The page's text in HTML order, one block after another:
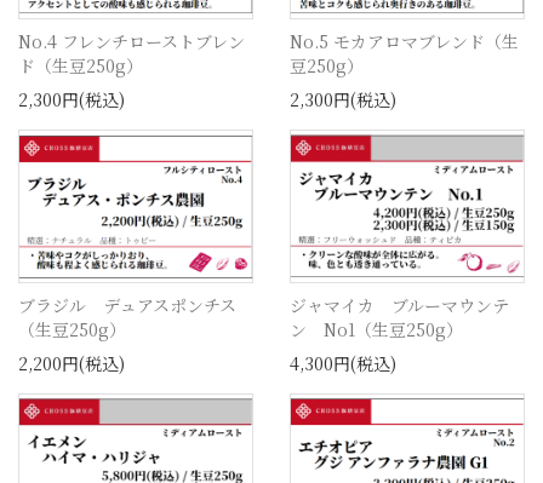
No.4 フレンチローストブレン
ド（生豆250g）
2,300円(税込)
No.5 モカアロマブレンド（生
豆250g）
2,300円(税込)
ブラジル デュアスポンチス
（生豆250g）
2,200円(税込)
ジャマイカ ブルーマウンテ
ン No1（生豆250g）
4,300円(税込)